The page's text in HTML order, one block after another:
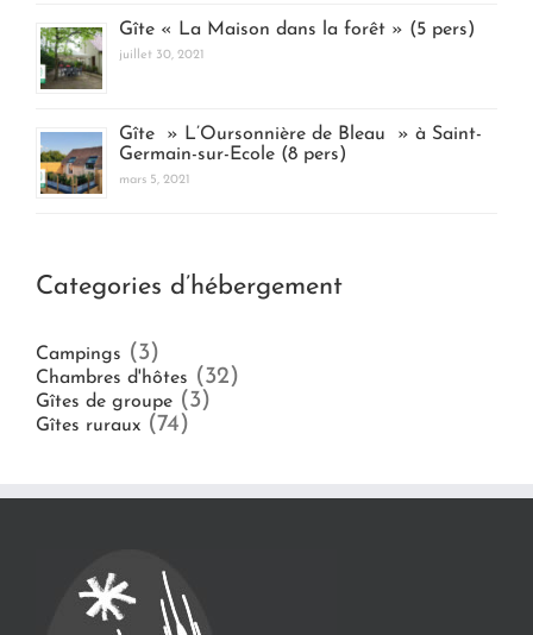
Gîte « La Maison dans la forêt » (5 pers)
juillet 30, 2021
Gîte » L’Oursonnière de Bleau » à Saint-
Germain-sur-Ecole (8 pers)
mars 5, 2021
Categories d’hébergement
Campings (3)
Chambres d'hôtes (32)
Gîtes de groupe (3)
Gîtes ruraux (74)